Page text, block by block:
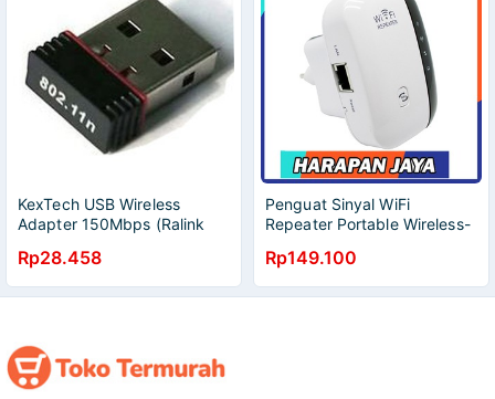
KexTech USB Wireless
Adapter 150Mbps (Ralink
Rp28.458
Penguat Sinyal WiFi
Repeater Portable Wireless-
WL0189
Rp149.100